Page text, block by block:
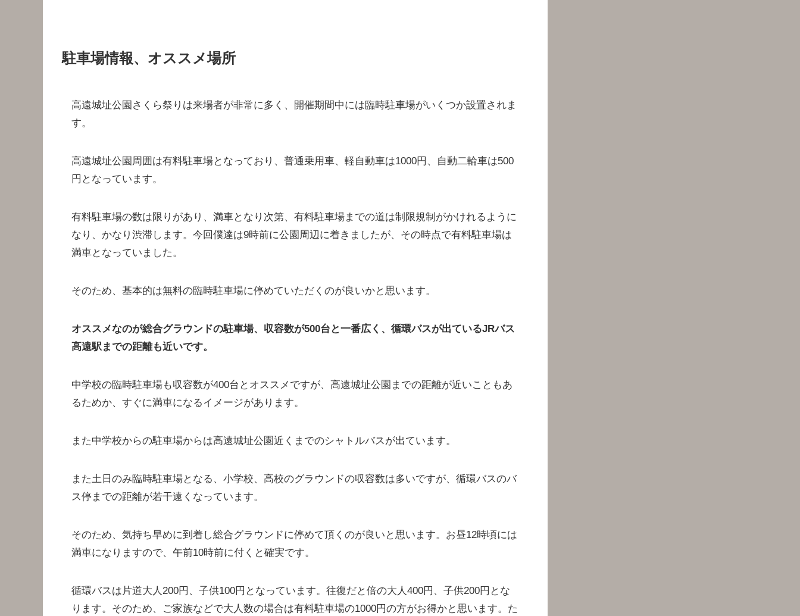
駐車場情報、オススメ場所
高遠城址公園さくら祭りは来場者が非常に多く、開催期間中には臨時駐車場がいくつか設置されま
す。
高遠城址公園周囲は有料駐車場となっており、普通乗用車、軽自動車は1000円、自動二輪車は500
円となっています。
有料駐車場の数は限りがあり、満車となり次第、有料駐車場までの道は制限規制がかけれるように
なり、かなり渋滞します。今回僕達は9時前に公園周辺に着きましたが、その時点で有料駐車場は
満車となっていました。
そのため、基本的は無料の臨時駐車場に停めていただくのが良いかと思います。
オススメなのが総合グラウンドの駐車場、収容数が500台と一番広く、循環バスが出ているJRバス
高遠駅までの距離も近いです。
中学校の臨時駐車場も収容数が400台とオススメですが、高遠城址公園までの距離が近いこともあ
るためか、すぐに満車になるイメージがあります。
また中学校からの駐車場からは高遠城址公園近くまでのシャトルバスが出ています。
また土日のみ臨時駐車場となる、小学校、高校のグラウンドの収容数は多いですが、循環バスのバ
ス停までの距離が若干遠くなっています。
そのため、気持ち早めに到着し総合グラウンドに停めて頂くのが良いと思います。お昼12時頃には
満車になりますので、午前10時前に付くと確実です。
循環バスは片道大人200円、子供100円となっています。往復だと倍の大人400円、子供200円とな
ります。そのため、ご家族などで大人数の場合は有料駐車場の1000円の方がお得かと思います。た